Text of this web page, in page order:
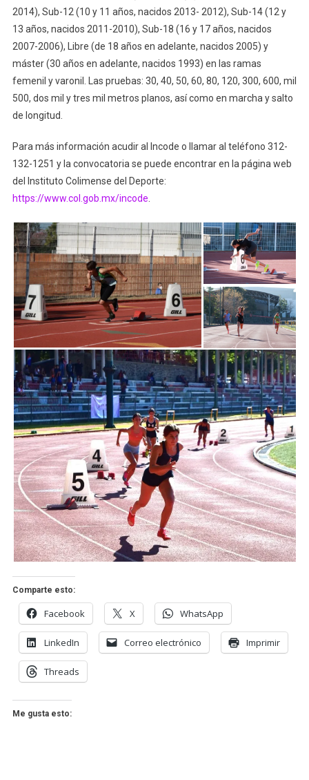
2014), Sub-12 (10 y 11 años, nacidos 2013- 2012), Sub-14 (12 y
13 años, nacidos 2011-2010), Sub-18 (16 y 17 años, nacidos
2007-2006), Libre (de 18 años en adelante, nacidos 2005) y
máster (30 años en adelante, nacidos 1993) en las ramas
femenil y varonil. Las pruebas: 30, 40, 50, 60, 80, 120, 300, 600, mil
500, dos mil y tres mil metros planos, así como en marcha y salto
de longitud.
Para más información acudir al Incode o llamar al teléfono 312-
132-1251 y la convocatoria se puede encontrar en la página web
del Instituto Colimense del Deporte:
https://www.col.gob.mx/incode.
Comparte esto:
Facebook X WhatsApp
LinkedIn Correo electrónico Imprimir
Threads
Me gusta esto: